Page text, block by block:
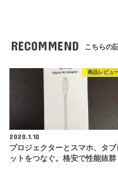
RECOMMEND こちらの
商品レビュ
2020.1.10
プロジェクターとスマホ、タブ
ットをつなぐ。格安で性能抜群